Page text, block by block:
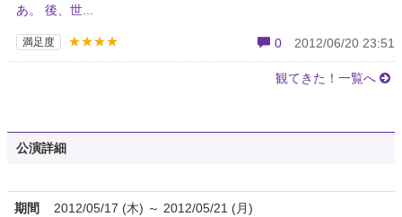
あ。 後、世...
満足度 ★★★★ 0 2012/06/20 23:51
観てきた！一覧へ
公演詳細
期間 2012/05/17 (木) ～ 2012/05/21 (月)